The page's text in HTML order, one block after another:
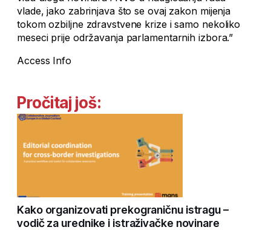
vlade, jako zabrinjava što se ovaj zakon mijenja
tokom ozbiljne zdravstvene krize i samo nekoliko
meseci prije održavanja parlamentarnih izbora.”
Access Info
Pročitaj još:
Kako organizovati prekograničnu istragu –
vodič za urednike i istraživačke novinare